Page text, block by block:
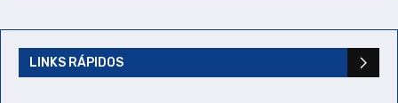
LINKS RÁPIDOS